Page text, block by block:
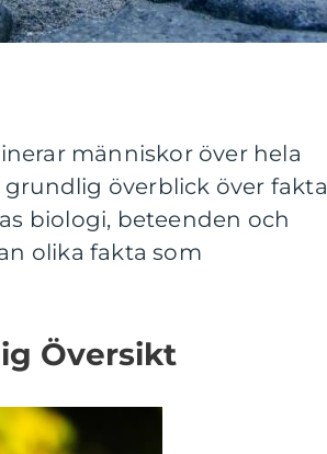
människor över hela
överblick över fakta
biologi, beteenden och
olika fakta som
Översikt